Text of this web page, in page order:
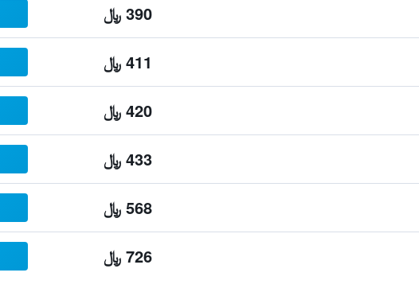
390 ﷼
411 ﷼
420 ﷼
433 ﷼
568 ﷼
726 ﷼